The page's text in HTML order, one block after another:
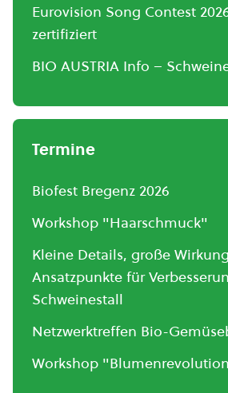
Eurovision Song Contest
zertifiziert
BIO AUSTRIA Info –
Termine
Biofest Bregenz 2026
Workshop "Haarschmuck"
Kleine Details, große
Ansatzpunkte für
Schweinestall
Netzwerktreffen Bio-
Workshop